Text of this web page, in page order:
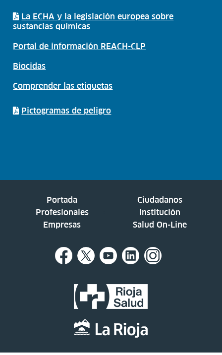
La ECHA y la legislación europea sobre
sustancias químicas
Portal de información REACH-CLP
Biocidas
Comprender las etiquetas
Pictogramas de peligro
Portada
Ciudadanos
Profesionales
Institución
Empresas
Salud On-Line